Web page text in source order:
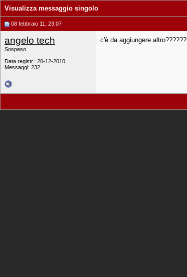
Visualizza messaggio singolo
08 febbraio 11, 23:07
angelo tech
Sospeso
Data registr.: 20-12-2010
Messaggi: 232
c'è da aggiungere altro??????